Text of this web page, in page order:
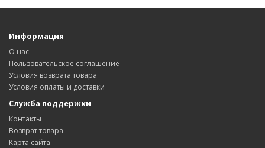
Информация
О нас
Пользовательское соглашение
Условия возврата товара
Условия оплаты и доставки
Служба поддержки
Контакты
Возврат товара
Карта сайта